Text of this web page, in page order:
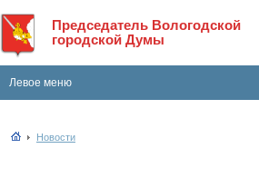
Председатель Вологодской
городской Думы
Левое меню
Новости